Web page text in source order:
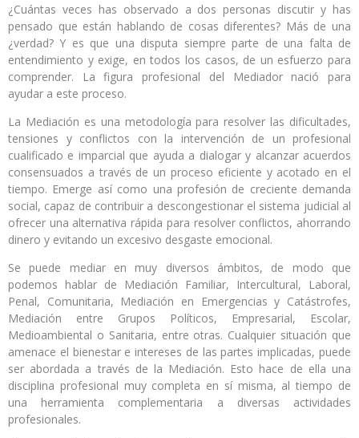
¿Cuántas veces has observado a dos personas discutir y has
pensado que están hablando de cosas diferentes? Más de una
¿verdad? Y es que una disputa siempre parte de una falta de
entendimiento y exige, en todos los casos, de un esfuerzo para
comprender. La figura profesional del Mediador nació para
ayudar a este proceso.
La Mediación es una metodología para resolver las dificultades,
tensiones y conflictos con la intervención de un profesional
cualificado e imparcial que ayuda a dialogar y alcanzar acuerdos
consensuados a través de un proceso eficiente y acotado en el
tiempo. Emerge así como una profesión de creciente demanda
social, capaz de contribuir a descongestionar el sistema judicial al
ofrecer una alternativa rápida para resolver conflictos, ahorrando
dinero y evitando un excesivo desgaste emocional.
Se puede mediar en muy diversos ámbitos, de modo que
podemos hablar de Mediación Familiar, Intercultural, Laboral,
Penal, Comunitaria, Mediación en Emergencias y Catástrofes,
Mediación entre Grupos Políticos, Empresarial, Escolar,
Medioambiental o Sanitaria, entre otras. Cualquier situación que
amenace el bienestar e intereses de las partes implicadas, puede
ser abordada a través de la Mediación. Esto hace de ella una
disciplina profesional muy completa en sí misma, al tiempo de
una herramienta complementaria a diversas actividades
profesionales.